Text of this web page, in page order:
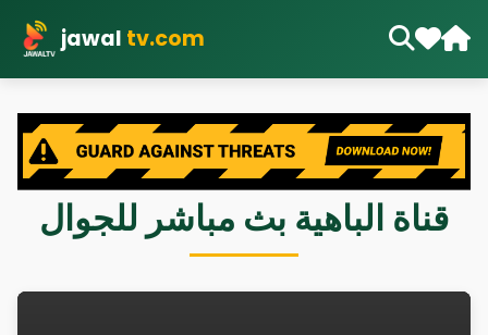
jawal tv.com
قناة الباهية بث مباشر للجوال